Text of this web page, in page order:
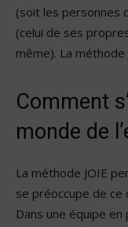
(soit les personnes
(celui de ses
même). La
Comment
monde de
La méthode JOIE
se préoccupe de ce
Dans une équipe